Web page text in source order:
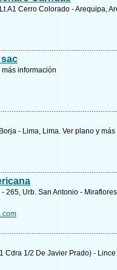
Cerro Colorado - Arequipa,
más información
- Lima, Lima. Ver plano y más
265, Urb. San Antonio -
Cdra 1/2 De Javier Prado) -